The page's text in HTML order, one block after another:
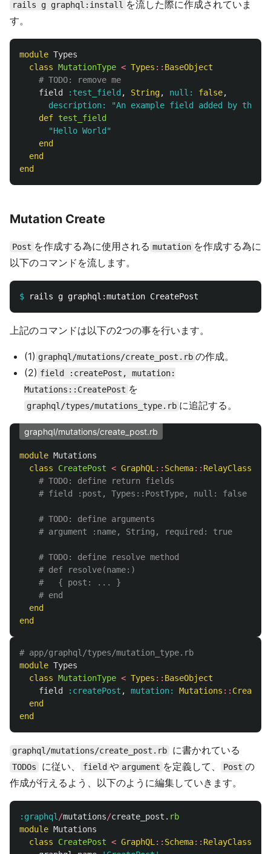
rails g graphql:install を流した際に作成されていま
す。
module Types
class MutationType < Types :: BaseObject
# TODO: remove me
field
:test_field , String, null: false,
description:
"An example field added by the
def test_field
"Hello World"
end
end
end
Mutation Create
Post を作成する為に使用される mutation を作成する為に
以下のコマンドを流します。
$
上記のコマンドは以下の2つの事を行います。
(1) graphql/mutations/create_post.rb の作成。
(2) field :createPost, mutation:
Mutations::CreatePost を
graphql/types/mutations_type.rb に追記する。
graphql/mutations/create_post.rb
module Mutations
class
CreatePost < GraphQL :: Schema::
# TODO: define return fields
# field :post, Types::PostType, null: false
# TODO: define arguments
# argument :name, String, required: true
# TODO: define resolve method
# def resolve(name:)
#   { post: ... }
# end
end
end
# app/graphql/types/mutation_type.rb
module Types
class MutationType < Types :: BaseObject
field
:createPost , mutation: Mutations ::
end
end
graphql/mutations/create_post.rb に書かれている
TODOs に従い、 field や argument を定義して、 Post の
作成が行えるよう、以下のように編集していきます。
:graphql /mutations/create_post . rb
module Mutations
class
CreatePost < GraphQL :: Schema::